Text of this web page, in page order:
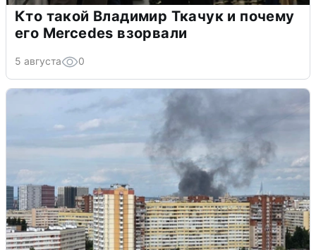
Кто такой Владимир Ткачук и почему
его Mercedes взорвали
5 августа 0